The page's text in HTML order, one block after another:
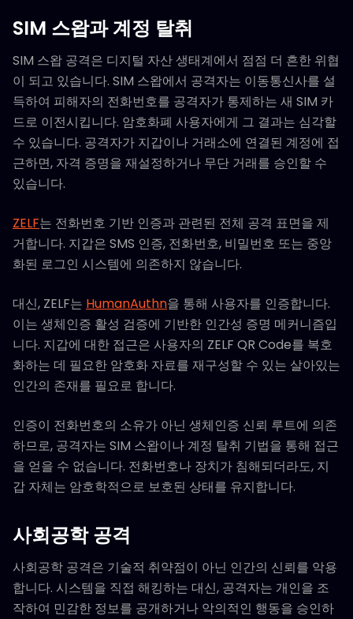
SIM 스왑과 계정 탈취
SIM 스왑 공격은 디지털 자산 생태계에서 점점 더 흔한 위협
이 되고 있습니다. SIM 스왑에서 공격자는 이동통신사를 설
득하여 피해자의 전화번호를 공격자가 통제하는 새 SIM 카
드로 이전시킵니다. 암호화폐 사용자에게 그 결과는 심각할
수 있습니다. 공격자가 지갑이나 거래소에 연결된 계정에 접
근하면, 자격 증명을 재설정하거나 무단 거래를 승인할 수
있습니다.
ZELF는 전화번호 기반 인증과 관련된 전체 공격 표면을 제
거합니다. 지갑은 SMS 인증, 전화번호, 비밀번호 또는 중앙
화된 로그인 시스템에 의존하지 않습니다.
대신, ZELF는 HumanAuthn을 통해 사용자를 인증합니다.
이는 생체인증 활성 검증에 기반한 인간성 증명 메커니즘입
니다. 지갑에 대한 접근은 사용자의 ZELF QR Code를 복호
화하는 데 필요한 암호화 자료를 재구성할 수 있는 살아있는
인간의 존재를 필요로 합니다.
인증이 전화번호의 소유가 아닌 생체인증 신뢰 루트에 의존
하므로, 공격자는 SIM 스왑이나 계정 탈취 기법을 통해 접근
을 얻을 수 없습니다. 전화번호나 장치가 침해되더라도, 지
갑 자체는 암호학적으로 보호된 상태를 유지합니다.
사회공학 공격
사회공학 공격은 기술적 취약점이 아닌 인간의 신뢰를 악용
합니다. 시스템을 직접 해킹하는 대신, 공격자는 개인을 조
작하여 민감한 정보를 공개하거나 악의적인 행동을 승인하